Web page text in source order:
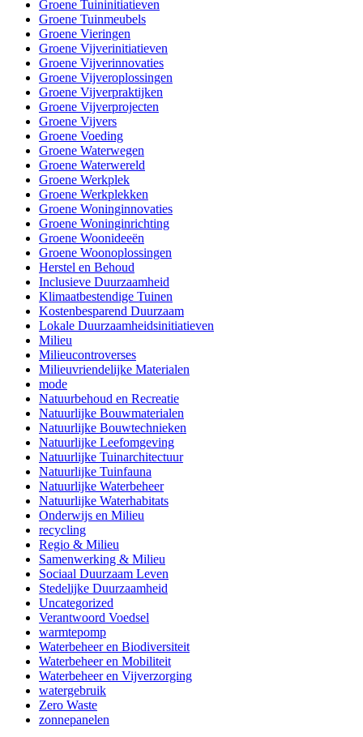
Groene Tuininitiatieven
Groene Tuinmeubels
Groene Vieringen
Groene Vijverinitiatieven
Groene Vijverinnovaties
Groene Vijveroplossingen
Groene Vijverpraktijken
Groene Vijverprojecten
Groene Vijvers
Groene Voeding
Groene Waterwegen
Groene Waterwereld
Groene Werkplek
Groene Werkplekken
Groene Woninginnovaties
Groene Woninginrichting
Groene Woonideeën
Groene Woonoplossingen
Herstel en Behoud
Inclusieve Duurzaamheid
Klimaatbestendige Tuinen
Kostenbesparend Duurzaam
Lokale Duurzaamheidsinitiatieven
Milieu
Milieucontroverses
Milieuvriendelijke Materialen
mode
Natuurbehoud en Recreatie
Natuurlijke Bouwmaterialen
Natuurlijke Bouwtechnieken
Natuurlijke Leefomgeving
Natuurlijke Tuinarchitectuur
Natuurlijke Tuinfauna
Natuurlijke Waterbeheer
Natuurlijke Waterhabitats
Onderwijs en Milieu
recycling
Regio & Milieu
Samenwerking & Milieu
Sociaal Duurzaam Leven
Stedelijke Duurzaamheid
Uncategorized
Verantwoord Voedsel
warmtepomp
Waterbeheer en Biodiversiteit
Waterbeheer en Mobiliteit
Waterbeheer en Vijverzorging
watergebruik
Zero Waste
zonnepanelen